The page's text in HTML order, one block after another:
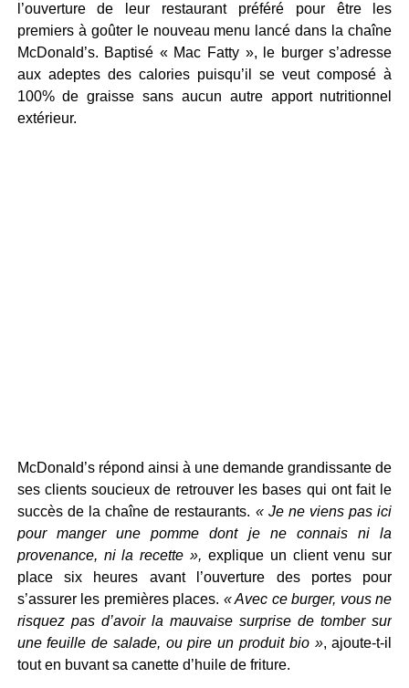
l’ouverture de leur restaurant préféré pour être les
premiers à goûter le nouveau menu lancé dans la chaîne
McDonald’s. Baptisé « Mac Fatty », le burger s’adresse
aux adeptes des calories puisqu’il se veut composé à
100% de graisse sans aucun autre apport nutritionnel
extérieur.
McDonald’s répond ainsi à une demande grandissante de
ses clients soucieux de retrouver les bases qui ont fait le
succès de la chaîne de restaurants. « Je ne viens pas ici
pour manger une pomme dont je ne connais ni la
provenance, ni la recette », explique un client venu sur
place six heures avant l’ouverture des portes pour
s’assurer les premières places. « Avec ce burger, vous ne
risquez pas d’avoir la mauvaise surprise de tomber sur
une feuille de salade, ou pire un produit bio », ajoute-t-il
tout en buvant sa canette d’huile de friture.